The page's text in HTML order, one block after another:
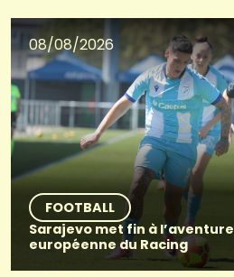
08/08/2026
FOOTBALL
Sarajevo met fin à l’aventure
européenne du Racing